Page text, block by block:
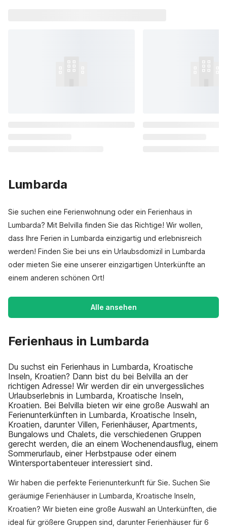
Lumbarda
Sie suchen eine Ferienwohnung oder ein Ferienhaus in
Lumbarda? Mit Belvilla finden Sie das Richtige! Wir wollen,
dass Ihre Ferien in Lumbarda einzigartig und erlebnisreich
werden! Finden Sie bei uns ein Urlaubsdomizil in Lumbarda
oder mieten Sie eine unserer einzigartigen Unterkünfte an
einem anderen schönen Ort!
Alle ansehen
Ferienhaus in Lumbarda
Du suchst ein Ferienhaus in Lumbarda, Kroatische
Inseln, Kroatien? Dann bist du bei Belvilla an der
richtigen Adresse! Wir werden dir ein unvergessliches
Urlaubserlebnis in Lumbarda, Kroatische Inseln,
Kroatien. Bei Belvilla bieten wir eine große Auswahl an
Ferienunterkünften in Lumbarda, Kroatische Inseln,
Kroatien, darunter Villen, Ferienhäuser, Apartments,
Bungalows und Chalets, die verschiedenen Gruppen
gerecht werden, die an einem Wochenendausflug, einem
Sommerurlaub, einer Herbstpause oder einem
Wintersportabenteuer interessiert sind.
Wir haben die perfekte Ferienunterkunft für Sie. Suchen Sie
geräumige Ferienhäuser in Lumbarda, Kroatische Inseln,
Kroatien? Wir bieten eine große Auswahl an Unterkünften, die
ideal für größere Gruppen sind, darunter Ferienhäuser für 6